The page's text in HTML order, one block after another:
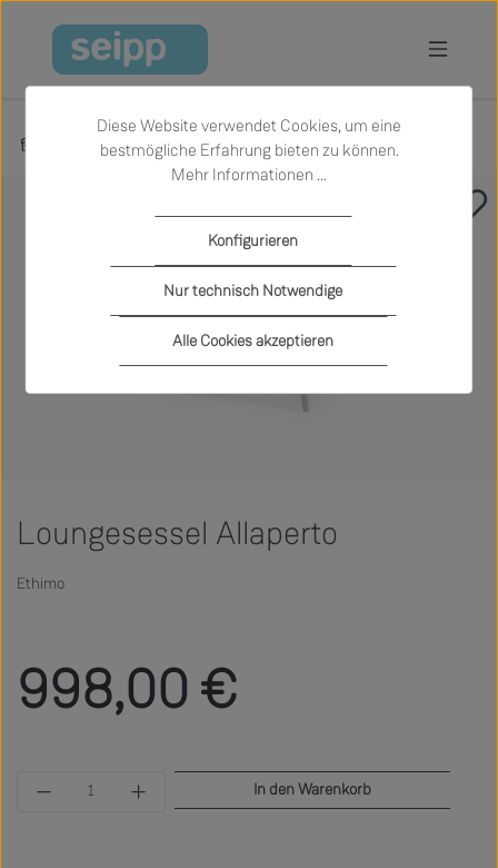
Zum Hauptinhalt springen
Produkte Garten Outdoor-Sessel und -Sofas
Loungesessel Allaperto
Ethimo
998,00 €
Produkt Anzahl: Gib den gewünschten Wert
In den Warenkorb
Diese Website verwendet Cookies, um eine
bestmögliche Erfahrung bieten zu können.
Mehr Informationen ...
Nur technisch Notwendige
Konfigurieren
Alle Cookies akzeptieren